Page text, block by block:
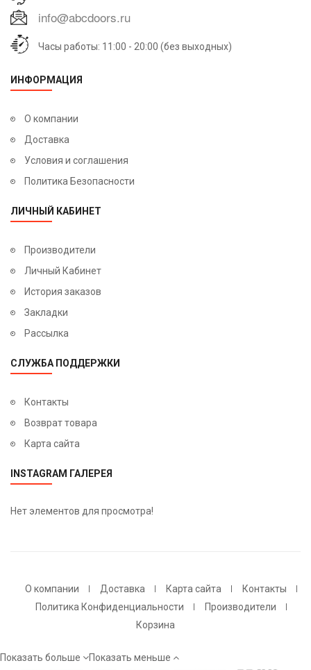
Часы работы: 11:00 - 20:00 (без выходных)
ИНФОРМАЦИЯ
О компании
Доставка
Условия и соглашения
Политика Безопасности
ЛИЧНЫЙ КАБИНЕТ
Производители
Личный Кабинет
История заказов
Закладки
Рассылка
СЛУЖБА ПОДДЕРЖКИ
Контакты
Возврат товара
Карта сайта
INSTAGRAM ГАЛЕРЕЯ
Нет элементов для просмотра!
О компании Доставка Карта сайта
Контакты
Политика Конфиденциальности
Производители
Корзина
Показать больше Показать меньше